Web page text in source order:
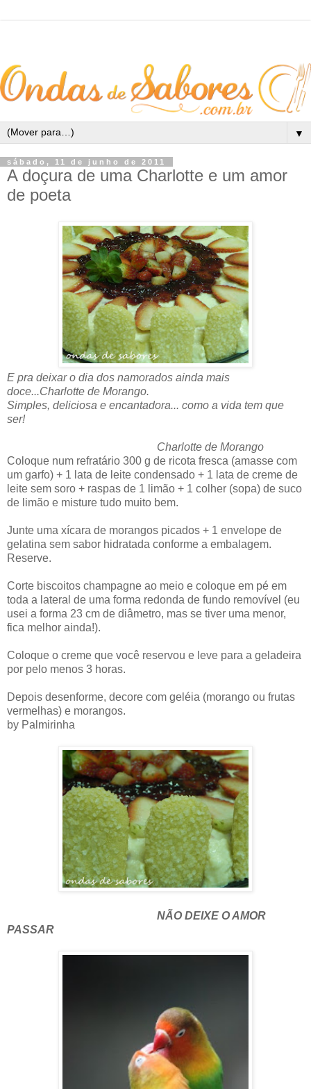
▼
sábado, 11 de junho de 2011
A doçura de uma Charlotte e um amor
de poeta
E pra deixar o dia dos namorados ainda mais
doce...Charlotte de Morango.
Simples, deliciosa e encantadora... como a vida tem que
ser!
Charlotte de Morango
Coloque num refratário 300 g de ricota fresca (amasse com
um garfo) + 1 lata de leite condensado + 1 lata de creme de
leite sem soro + raspas de 1 limão + 1 colher (sopa) de suco
de limão e misture tudo muito bem.
Junte uma xícara de morangos picados + 1 envelope de
gelatina sem sabor hidratada conforme a embalagem.
Reserve.
Corte biscoitos champagne ao meio e coloque em pé em
toda a lateral de uma forma redonda de fundo removível (eu
usei a forma 23 cm de diâmetro, mas se tiver uma menor,
fica melhor ainda!).
Coloque o creme que você reservou e leve para a geladeira
por pelo menos 3 horas.
Depois desenforme, decore com geléia (morango ou frutas
vermelhas) e morangos.
by Palmirinha
NÃO DEIXE O AMOR
PASSAR